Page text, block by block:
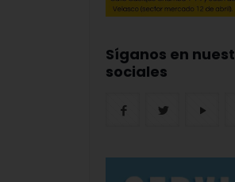
Síganos en
sociales